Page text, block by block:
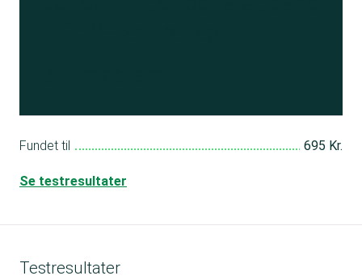
Fundet til 695 Kr.
Se testresultater
Testresultater